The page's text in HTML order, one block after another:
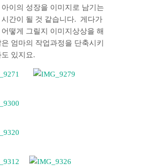
아이의 성장을 이미지로 남기는
시간이 될 것 같습니다. 게다가
어떻게 그릴지 이미지상상을 해
은 엄마의 작업과정을 단축시키
있지요.